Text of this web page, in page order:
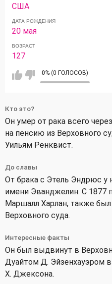
США
ДАТА РОЖДЕНИЯ
20 мая
ВОЗРАСТ
127
0% (0 ГОЛОСОВ)
Кто это?
Он умер от рака всего
на пенсию из Верховного
Уильям Ренквист.
До славы
От брака с Этель Эндрюс у
имени Эванджелин. С 1877
Маршалл Харлан, также
Верховного суда.
Интересные факты
Он был выдвинут в
Дуайтом Д. Эйзенхауэром
Х. Джексона.